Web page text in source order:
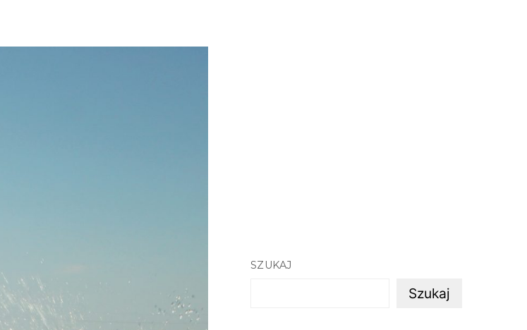
SZUKAJ
Szukaj